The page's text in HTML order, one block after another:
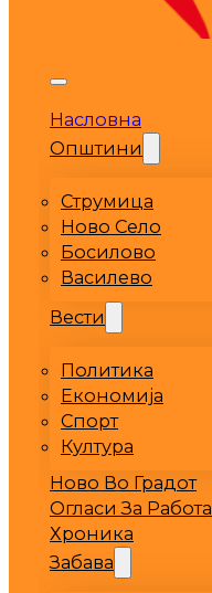
Насловна
Општини
Струмица
Ново Село
Босилово
Василево
Вести
Политика
Економија
Спорт
Култура
Ново Во Градот
Огласи За Работа
Хроника
Забава